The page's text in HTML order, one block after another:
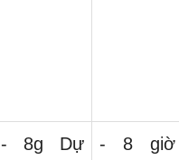
- 8g Dự
- 8 giờ